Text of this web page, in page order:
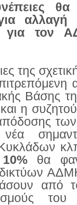
θα
αλλαγή
για τον
της
Βάσης
η
Κυκλάδων
θα
από
του